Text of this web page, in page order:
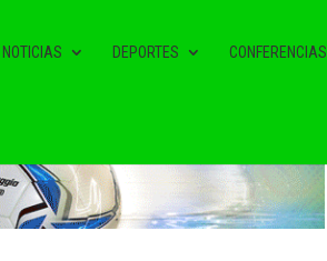
NOTICIAS DEPORTES CONFERENCIAS